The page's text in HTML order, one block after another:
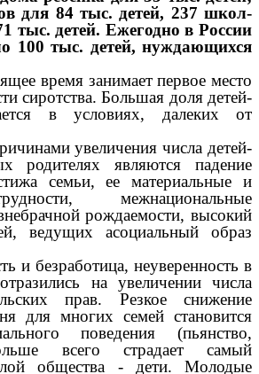
для 84 тыс. детей, 237 школ-
тыс. детей. Ежегодно в России
100 тыс. детей, нуждающихся
время занимает первое место
сиротства. Большая доля детей-
в условиях, далеких от
увеличения числа детей-
родителях являются падение
семьи, ее материальные и
межнациональные
рождаемости, высокий
ведущих асоциальный образ
и безработица, неуверенность в
на увеличении числа
прав. Резкое снижение
для многих семей становится
поведения (пьянство,
всего страдает самый
общества - дети. Молодые